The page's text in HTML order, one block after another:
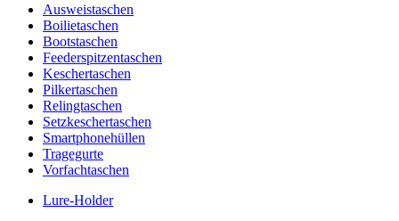
Ausweistaschen
Boilietaschen
Bootstaschen
Feederspitzentaschen
Keschertaschen
Pilkertaschen
Relingtaschen
Setzkeschertaschen
Smartphonehüllen
Tragegurte
Vorfachtaschen
Lure-Holder